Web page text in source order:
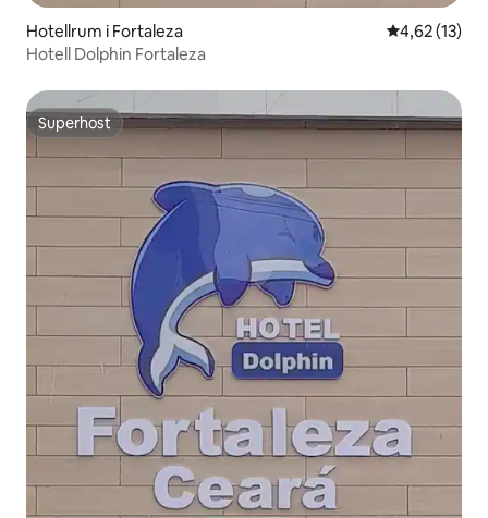
Hotellrum i Fortaleza 4,62 av 5 i
4,62 (13)
Hotell Dolphin Fortaleza
Superhost
Superhost